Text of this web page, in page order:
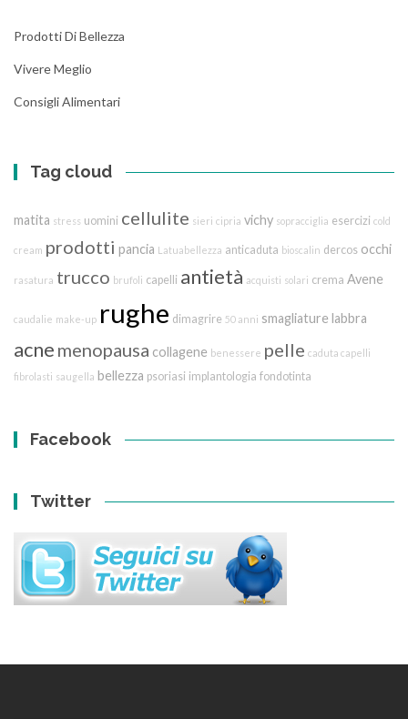
Prodotti Di Bellezza
Vivere Meglio
Consigli Alimentari
Tag cloud
matita stress uomini cellulite sieri cipria vichy sopracciglia esercizi cold
cream prodotti pancia Latuabellezza anticaduta bioscalin dercos occhi
rasatura trucco brufoli capelli antietà acquisti solari crema Avene
caudalie make-up rughe dimagrire 50 anni smagliature labbra
acne menopausa collagene benessere pelle caduta capelli
fibrolasti saugella bellezza psoriasi implantologia fondotinta
Facebook
Twitter